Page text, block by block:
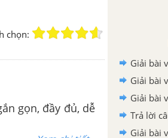
chọn:
gọn, đầy đủ, dễ